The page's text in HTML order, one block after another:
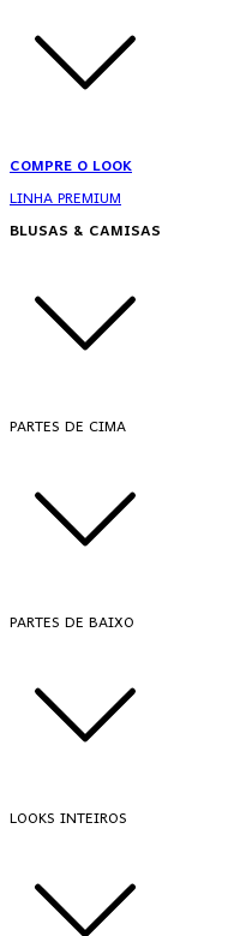
COMPRE O LOOK
LINHA PREMIUM
BLUSAS & CAMISAS
PARTES DE CIMA
PARTES DE BAIXO
LOOKS INTEIROS